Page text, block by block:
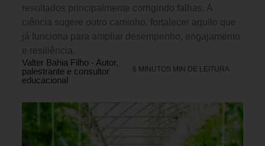
resultados principalmente corrigindo falhas. A
ciência sugere outro caminho, fortalecer aquilo que
já funciona para ampliar desempenho, engajamento
e resiliência.
Valter Bahia Filho - Autor,
palestrante e consultor
educacional
6 MINUTOS MIN DE LEITURA